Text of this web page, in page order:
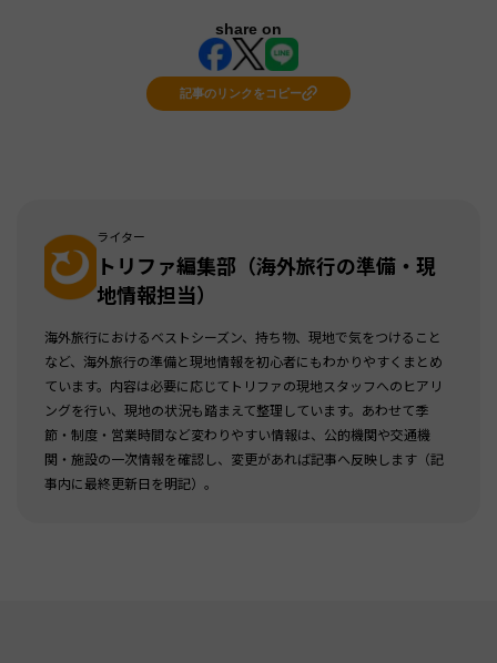
share on
記事のリンクをコピー
ライター
トリファ編集部（海外旅行の準備・現
地情報担当）
海外旅行におけるベストシーズン、持ち物、現地で気をつけること
など、海外旅行の準備と現地情報を初心者にもわかりやすくまとめ
ています。内容は必要に応じてトリファの現地スタッフへのヒアリ
ングを行い、現地の状況も踏まえて整理しています。あわせて季
節・制度・営業時間など変わりやすい情報は、公的機関や交通機
関・施設の一次情報を確認し、変更があれば記事へ反映します（記
事内に最終更新日を明記）。